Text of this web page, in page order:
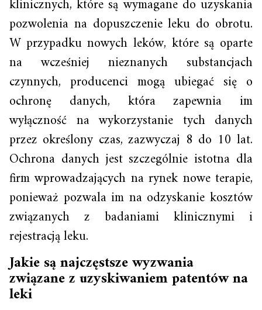
klinicznych, które są wymagane do uzyskania
pozwolenia na dopuszczenie leku do obrotu.
W przypadku nowych leków, które są oparte
na wcześniej nieznanych substancjach
czynnych, producenci mogą ubiegać się o
ochronę danych, która zapewnia im
wyłączność na wykorzystanie tych danych
przez określony czas, zazwyczaj 8 do 10 lat.
Ochrona danych jest szczególnie istotna dla
firm wprowadzających na rynek nowe terapie,
ponieważ pozwala im na odzyskanie kosztów
związanych z badaniami klinicznymi i
rejestracją leku.
Jakie są najczęstsze wyzwania
związane z uzyskiwaniem patentów na
leki